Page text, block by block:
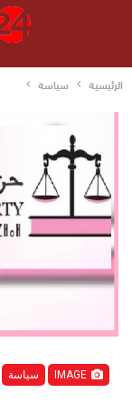
الرئيسية سياسة
سياسة